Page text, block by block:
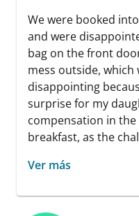
We were booked
and were
bag on the front
mess outside,
disappointing
surprise for my
compensation in
breakfast, as the
Ver más